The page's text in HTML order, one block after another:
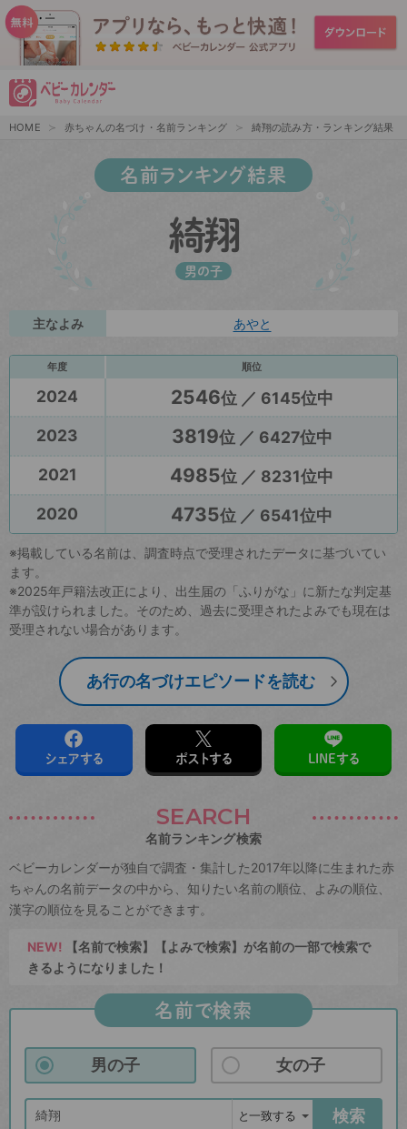
HOME 赤ちゃんの名づけ・名前ランキング 綺翔の読み方・ランキング結果
名前ランキング結果
綺翔
男の子
主なよみ あやと
年度 順位
2024 2546位 ／ 6145位中
2023
3819位 ／ 6427位中
2021
4985位 ／ 8231位中
2020
4735位 ／ 6541位中
※掲載している名前は、調査時点で受理されたデータに基づいてい
ます。
※2025年戸籍法改正により、出生届の「ふりがな」に新たな判定基
準が設けられました。そのため、過去に受理されたよみでも現在は
受理されない場合があります。
あ行の名づけエピソードを読む
シェアする ポストする LINEする
SEARCH
名前ランキング検索
ベビーカレンダーが独自で調査・集計した2017年以降に生まれた赤
ちゃんの名前データの中から、知りたい名前の順位、よみの順位、
漢字の順位を見ることができます。
NEW! 【名前で検索】【よみで検索】が名前の一部で検索で
きるようになりました！
名前で検索
男の子 女の子
検索